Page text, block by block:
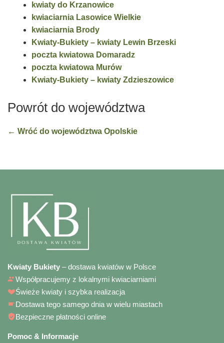
kwiaty do Krzanowice
kwiaciarnia Lasowice Wielkie
kwiaciarnia Brody
Kwiaty-Bukiety – kwiaty Lewin Brzeski
poczta kwiatowa Domaradz
poczta kwiatowa Murów
Kwiaty-Bukiety – kwiaty Zdzieszowice
Powrót do województwa
← Wróć do województwa Opolskie
Kwiaty Bukiety – dostawa kwiatów w Polsce
Współpracujemy z lokalnymi kwiaciarniami
Świeże kwiaty i szybka realizacja
Dostawa tego samego dnia w wielu miastach
Bezpieczne płatności online
Pomoc & Informacje